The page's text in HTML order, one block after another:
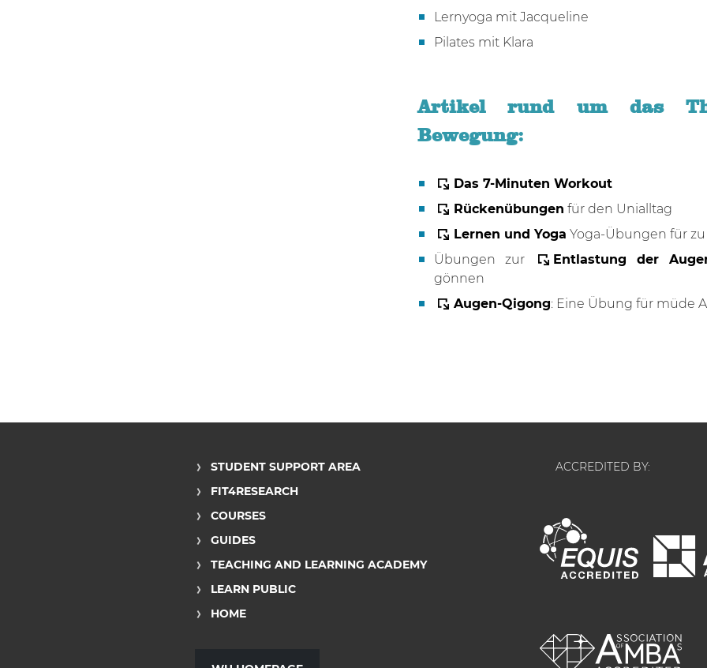
Lernyoga mit Jacqueline
Pilates mit Klara
Artikel rund um das
Bewegung:
Das 7-Minuten Workout
Rückenübungen für den Unialltag
Lernen und Yoga Yoga-Übungen für zu
Übungen zur
Entlastung der
gönnen
Augen-Qigong: Eine Übung für müde
STUDENT SUPPORT AREA
FIT4RESEARCH
COURSES
GUIDES
TEACHING AND LEARNING ACADEMY
LEARN PUBLIC
HOME
ACCREDITED BY: